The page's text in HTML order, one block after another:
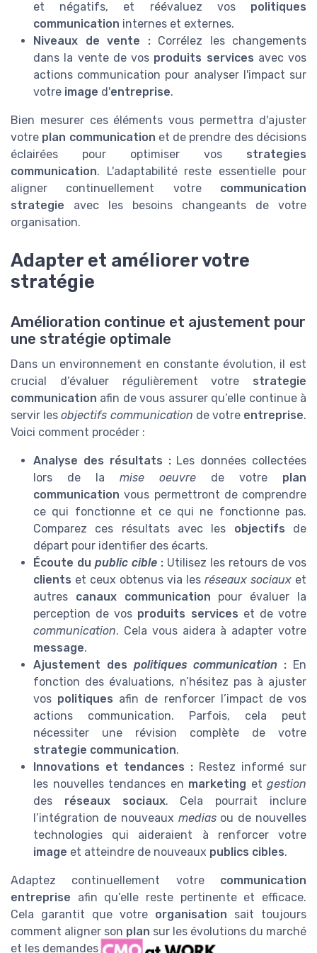
et négatifs, et réévaluez vos politiques
communication internes et externes.
Niveaux de vente : Corrélez les changements
dans la vente de vos produits services avec vos
actions communication pour analyser l'impact sur
votre image d'entreprise.
Bien mesurer ces éléments vous permettra d'ajuster
votre plan communication et de prendre des décisions
éclairées pour optimiser vos strategies
communication. L'adaptabilité reste essentielle pour
aligner continuellement votre communication
strategie avec les besoins changeants de votre
organisation.
Adapter et améliorer votre
stratégie
Amélioration continue et ajustement pour
une stratégie optimale
Dans un environnement en constante évolution, il est
crucial d’évaluer régulièrement votre strategie
communication afin de vous assurer qu’elle continue à
servir lesobjectifs communication de votre entreprise.
Voici comment procéder :
Analyse des résultats : Les données collectées
lors de la mise oeuvre de votre plan
communication vous permettront de comprendre
ce qui fonctionne et ce qui ne fonctionne pas.
Comparez ces résultats avec les objectifs de
départ pour identifier des écarts.
Écoute du public cible : Utilisez les retours de vos
clients et ceux obtenus via les réseaux sociaux et
autres canaux communication pour évaluer la
perception de vos produits services et de votre
communication. Cela vous aidera à adapter votre
message.
Ajustement des politiques communication : En
fonction des évaluations, n’hésitez pas à ajuster
vos politiques afin de renforcer l’impact de vos
actions communication. Parfois, cela peut
nécessiter une révision complète de votre
strategie communication.
Innovations et tendances : Restez informé sur
les nouvelles tendances en marketing et gestion
des réseaux sociaux. Cela pourrait inclure
l’intégration de nouveaux mediasou de nouvelles
technologies qui aideraient à renforcer votre
image et atteindre de nouveaux publics cibles.
Adaptez continuellement votre communication
entreprise afin qu’elle reste pertinente et efficace.
Cela garantit que votre organisation sait toujours
comment aligner son plan sur les évolutions du marché
et les demandes de vosclients.